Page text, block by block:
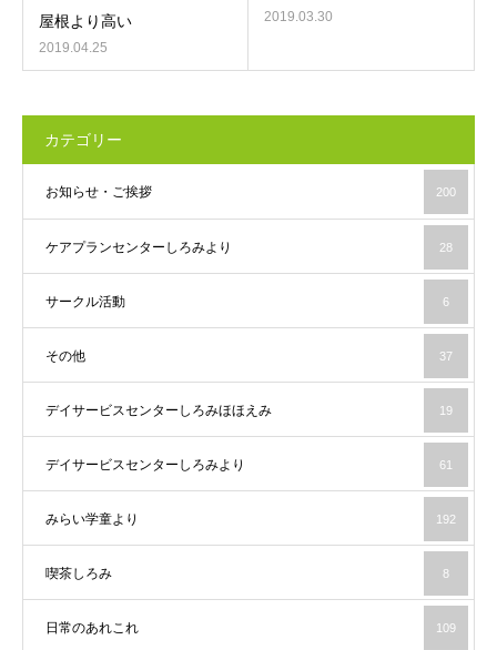
屋根より高い
2019.04.25
2019.03.30
カテゴリー
お知らせ・ご挨拶 200
ケアプランセンターしろみより 28
サークル活動 6
その他 37
デイサービスセンターしろみほほえみ 19
デイサービスセンターしろみより 61
みらい学童より 192
喫茶しろみ 8
日常のあれこれ 109